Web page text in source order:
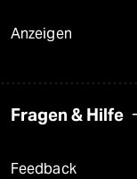
Anzeigen
Fragen & Hilfe
Feedback